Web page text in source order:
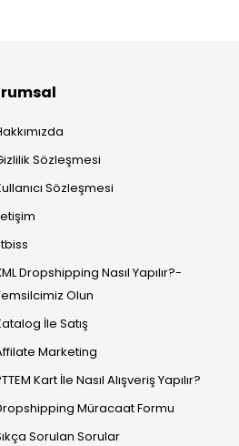
Sözleşmesi
Sözleşmesi
Dropshipping Nasıl Yapılır?-
Olun
İle Satış
Marketing
Kart İle Nasıl Alışveriş Yapılır?
Müracaat Formu
Sorulan Sorular